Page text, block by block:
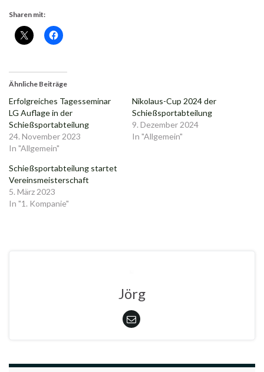
Sharen mit:
Ähnliche Beiträge
Erfolgreiches Tagesseminar
LG Auflage in der
Schießsportabteilung
24. November 2023
In "Allgemein"
Nikolaus-Cup 2024 der
Schießsportabteilung
9. Dezember 2024
In "Allgemein"
Schießsportabteilung startet
Vereinsmeisterschaft
5. März 2023
In "1. Kompanie"
Jörg